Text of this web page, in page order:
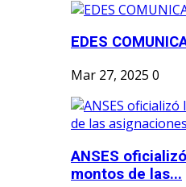
EDES
Mar 27, 2025 0
ANSES
montos de las...